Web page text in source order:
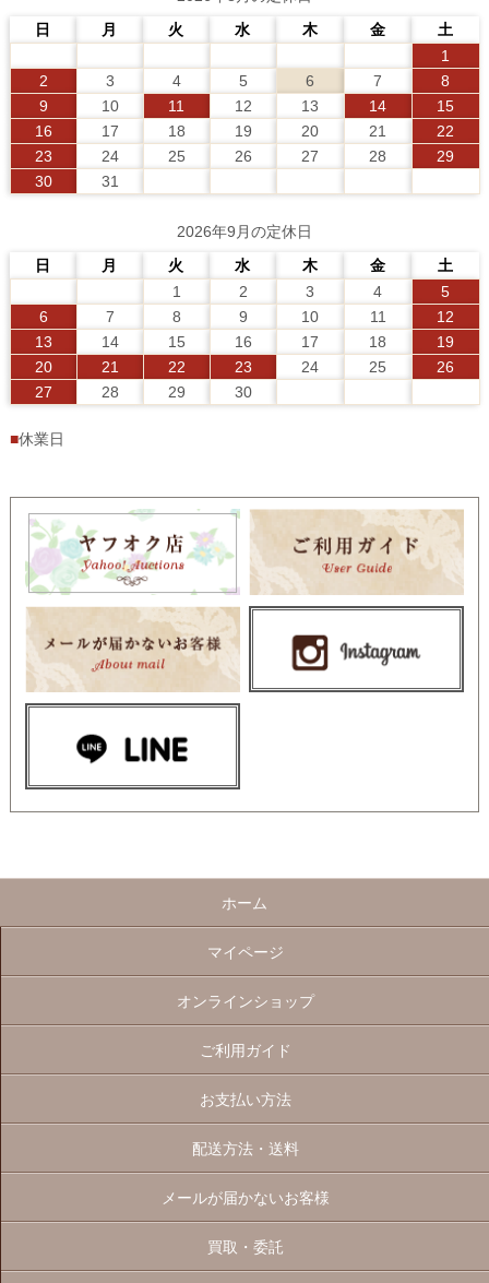
日
月 火 水 木 金
土
1
2
3 4 5 6 7
8
9
10 11 12 13 14
15
16
17 18 19 20 21
22
23
24 25 26 27 28
29
30
31
2026年9月の定休日
日
月 火 水 木 金
土
1
2 3 4
5
6
7 8 9 10 11
12
13
14 15 16 17 18
19
20
21 22 23 24 25
26
27
28 29 30
■休業日
ホーム
マイページ
オンラインショップ
ご利用ガイド
お支払い方法
配送方法・送料
メールが届かないお客様
買取・委託